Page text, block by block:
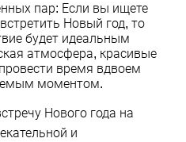
пар: Если вы ищете
Новый год, то
будет идеальным
атмосфера, красивые
время вдвоем
моментом.
Нового года на
и